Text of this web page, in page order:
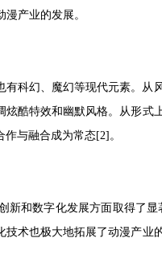
产业的发展。
有科幻、魔幻等现代元素。
酷特效和幽默风格。从形
与融合成为常态[2]。
新和数字化发展方面取得了
术也极大地拓展了动漫产